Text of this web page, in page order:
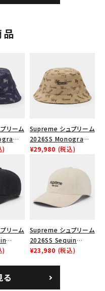
Tシャツ・ロングスリーブ
スニーカー シューズ ホ
リーム
グラ
)
Supreme シュプリーム
2026SS Monogram
Crusher Hat モノグラ
¥29,980 (税込)
リーム
Logo
インデ
)
Supreme シュプリーム
2026SS Sequin
Denim Classic Logo
6パネルキャップ ナチュ
¥23,980 (税込)
る